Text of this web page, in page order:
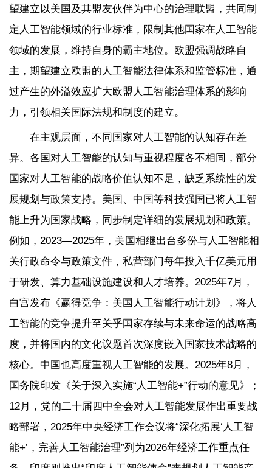
望建立以美国及其盟友伙伴为中心的治理联盟，共同制
定人工智能领域的行业标准，限制其他国家在人工智能
领域的发展，维持自身的霸主地位。欧盟强调战略自
主，期望建立欧盟的人工智能法律体系和监管标准，通
过产生的外溢效应扩大欧盟人工智能治理体系的影响
力，引领相关国际法规和制度的建立。
在主观层面，不同国家对人工智能的认知存在差
异。各国对人工智能的认知与重视程度各不相同，部分
国家对人工智能的战略价值认知不足，缺乏系统性的发
展规划与政策支持。美国、中国等科技强国已将人工智
能上升为国家战略，同步制定详细的发展规划和政策。
例如，2023—2025年，美国相继出台多份与人工智能相
关行政命令与政策文件，私营部门每年投入千亿美元用
于研发、算力基础设施建设和人才培养。2025年7月，
白宫发布《赢得竞争：美国人工智能行动计划》，将人
工智能的竞争提升至关乎国家存续与未来命运的战略高
度，并将国内的文化议题首次深度嵌入国家技术战略的
核心。中国也高度重视人工智能的发展。2025年8月，
国务院印发《关于深入实施“人工智能+”行动的意见》；
12月，党的二十届四中全会对人工智能发展作出重要战
略部署，2025年中央经济工作会议将“深化拓展‘人工智
能+’，完善人工智能治理”列为2026年经济工作重点任